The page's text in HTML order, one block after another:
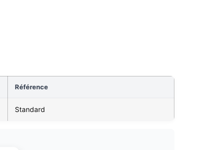
Référence
Standard